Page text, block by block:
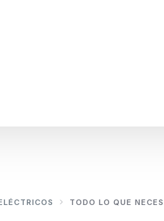
TODO LO QUE